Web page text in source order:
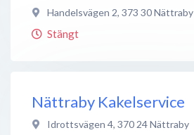
Handelsvägen 2, 373 30Nättraby
Stängt
Nättraby Kakelservice
Idrottsvägen 4, 370 24Nättraby